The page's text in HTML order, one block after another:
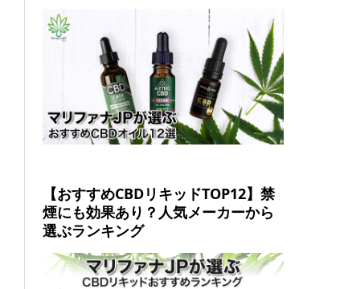
【おすすめCBDリキッドTOP12】禁
煙にも効果あり？人気メーカーから
選ぶランキング